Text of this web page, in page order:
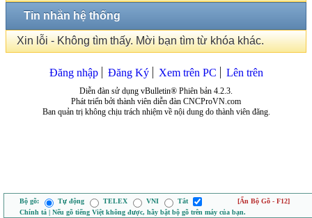
Tin nhắn hệ thống
Xin lỗi - Không tìm thấy. Mời bạn tìm từ khóa khác.
Đăng nhập Đăng Ký Xem trên PC Lên trên
Diễn đàn sử dụng vBulletin® Phiên bản 4.2.3.
Phát triển bởi thành viên diễn đàn CNCProVN.com
Ban quản trị không chịu trách nhiệm về nội dung do thành viên đăng.
Bộ gõ: Tự động TELEX VNI Tắt
[Ẩn Bộ Gõ - F12]
Chính tả | Nếu gõ tiếng Việt không được, hãy bật bộ gõ trên máy của bạn.